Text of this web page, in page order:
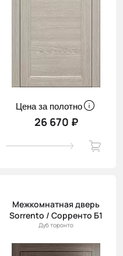
Цена за полотно
26 670 ₽
Межкомнатная дверь
Sorrento / Сорренто Б1
Дуб торонто